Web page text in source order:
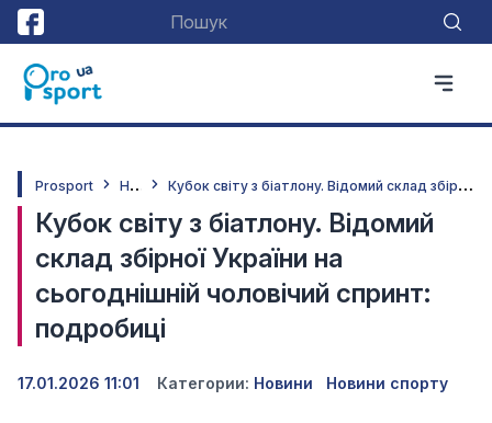
Prosport Н
овини К
убок світу з біатлону. Відомий склад збірної України на сьогоднішній чоловічий спринт: подробиці
Кубок світу з біатлону. Відомий
склад збірної України на
сьогоднішній чоловічий спринт:
подробиці
17.01.2026 11:01 Категории: Новини Новини спорту